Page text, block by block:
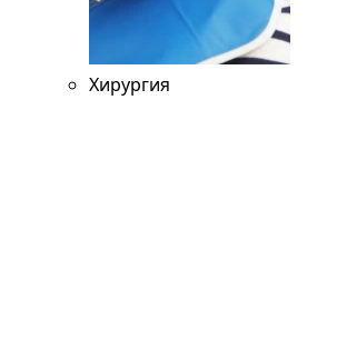
Хирургия